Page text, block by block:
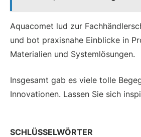
Aquacomet lud zur
und bot praxisnahe Einblicke in
Materialien und Systemlösungen.
Insgesamt gab es viele tolle
Innovationen. Lassen Sie sich
SCHLÜSSELWÖRTER